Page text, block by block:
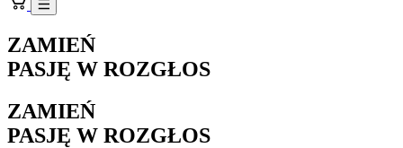
ZAMIEŃ
PASJĘ W ROZGŁOS
ZAMIEŃ
PASJĘ W ROZGŁOS